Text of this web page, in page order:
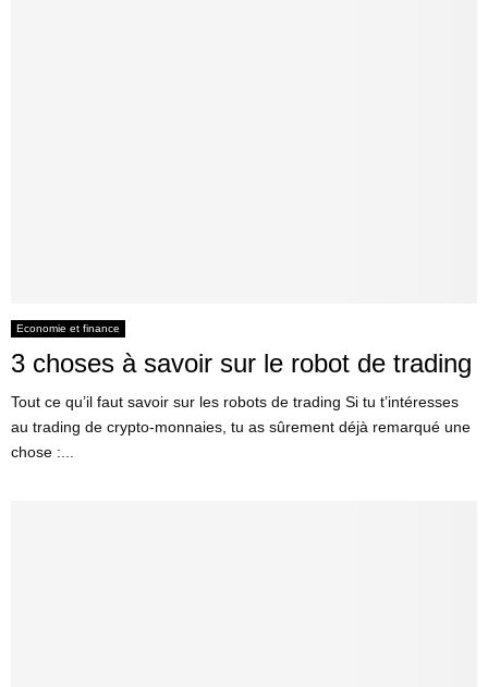
Economie et finance
3 choses à savoir sur le robot de trading
Tout ce qu’il faut savoir sur les robots de trading Si tu t’intéresses
au trading de crypto-monnaies, tu as sûrement déjà remarqué une
chose :...